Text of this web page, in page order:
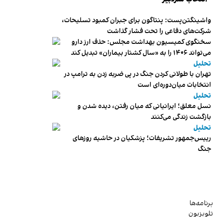
واشینگتن‌پست: پنتاگون برای جبران کمبود تسلیحات،
شرکت‌های دفاعی را تحت فشار گذاشت
سخنگوی کمیسیون بهداشت مجلس: حذف ارز دارو
می‌تواند ۱۴۰۶ را به «سال کشتار بیماران» تبدیل کند
تحلیل
تهران با طولانی کردن جنگ در پی ضربه زدن به ترامپ در
انتخابات میان‌دوره‌ای است
تحلیل
نسل معلق؛ ایرانیانی که میان رفتن، دیده شدن و
بازگشت زندگی می‌کنند
تحلیل
رییس‌جمهور تشریفات؛ پزشکیان در حاشیه روزهای
جنگ
برنامه‌ها
تلویزیون